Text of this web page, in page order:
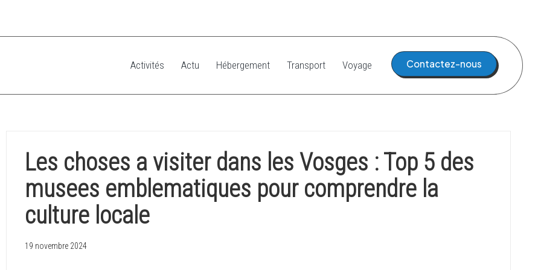
Activités Actu Hébergement Transport Voyage Contactez-nous
Les choses a visiter dans les Vosges : Top 5 des
musees emblematiques pour comprendre la
culture locale
19 novembre 2024